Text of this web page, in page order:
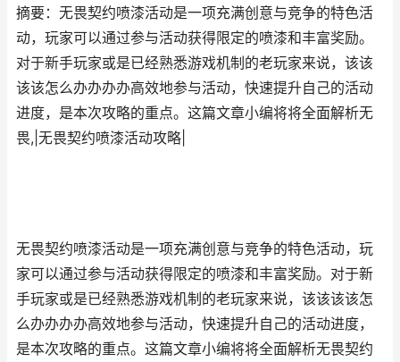
摘要：无畏契约喷漆活动是一项充满创意与竞争的特色活
动，玩家可以通过参与活动获得限定的喷漆和丰富奖励。
对于新手玩家或是已经熟悉游戏机制的老玩家来说，该该
该该怎么办办办办高效地参与活动，快速提升自己的活动
进度，是本次攻略的重点。这篇文章小编将将全面解析无
畏,|无畏契约喷漆活动攻略|
无畏契约喷漆活动是一项充满创意与竞争的特色活动，玩
家可以通过参与活动获得限定的喷漆和丰富奖励。对于新
手玩家或是已经熟悉游戏机制的老玩家来说，该该该该怎
么办办办办高效地参与活动，快速提升自己的活动进度，
是本次攻略的重点。这篇文章小编将将全面解析无畏契约